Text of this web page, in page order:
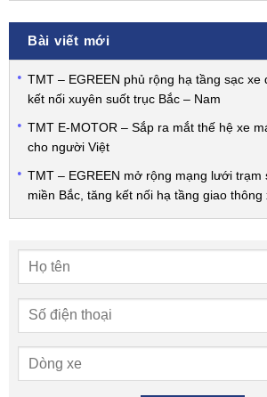
Bài viết mới
TMT – EGREEN phủ rộng hạ tầng sạc xe
kết nối xuyên suốt trục Bắc – Nam
TMT E-MOTOR – Sắp ra mắt thế hệ xe
cho người Việt
TMT – EGREEN mở rộng mạng lưới trạm
miền Bắc, tăng kết nối hạ tầng giao thông